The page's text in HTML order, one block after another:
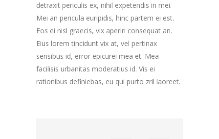
detraxit periculis ex, nihil expetendis in mei.
Mei an pericula euripidis, hinc partem ei est.
Eos ei nisl graecis, vix aperiri consequat an.
Eius lorem tincidunt vix at, vel pertinax
sensibus id, error epicurei mea et. Mea
facilisis urbanitas moderatius id. Vis ei
rationibus definiebas, eu qui purto zril laoreet.